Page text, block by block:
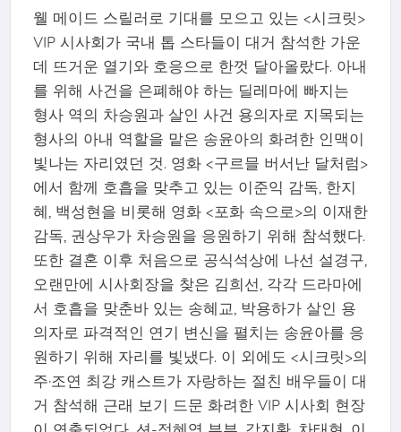
웰 메이드 스릴러로 기대를 모으고 있는 <시크릿>
VIP 시사회가 국내 톱 스타들이 대거 참석한 가운
데 뜨거운 열기와 호응으로 한껏 달아올랐다. 아내
를 위해 사건을 은폐해야 하는 딜레마에 빠지는
형사 역의 차승원과 살인 사건 용의자로 지목되는
형사의 아내 역할을 맡은 송윤아의 화려한 인맥이
빛나는 자리였던 것. 영화 <구르믈 버서난 달처럼>
에서 함께 호흡을 맞추고 있는 이준익 감독, 한지
혜, 백성현을 비롯해 영화 <포화 속으로>의 이재한
감독, 권상우가 차승원을 응원하기 위해 참석했다.
또한 결혼 이후 처음으로 공식석상에 나선 설경구,
오랜만에 시사회장을 찾은 김희선, 각각 드라마에
서 호흡을 맞춘바 있는 송혜교, 박용하가 살인 용
의자로 파격적인 연기 변신을 펼치는 송윤아를 응
원하기 위해 자리를 빛냈다. 이 외에도 <시크릿>의
주·조연 최강 캐스트가 자랑하는 절친 배우들이 대
거 참석해 근래 보기 드문 화려한 VIP 시사회 현장